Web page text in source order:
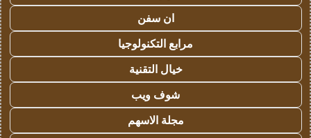
ان سفن
مرابع التكنولوجيا
خيال التقنية
شوف ويب
مجلة الاسهم